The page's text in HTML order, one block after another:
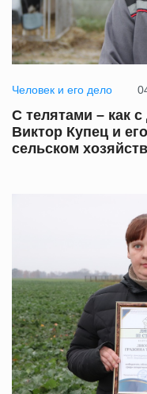
Человек и его дело
С телятами – как
Виктор Купец и
сельском